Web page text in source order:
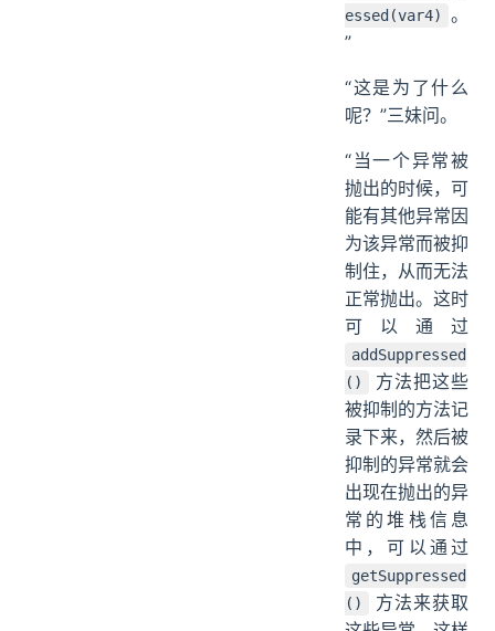
essed(var4)
。
”
“这是为了什么
呢？”三妹问。
“当一个异常被
抛出的时候，可
能有其他异常因
为该异常而被抑
制住，从而无法
正常抛出。这时
可以通过
addSuppressed
()
方法把这些
被抑制的方法记
录下来，然后被
抑制的异常就会
出现在抛出的异
常的堆栈信息
中，可以通过
getSuppressed
()
方法来获取